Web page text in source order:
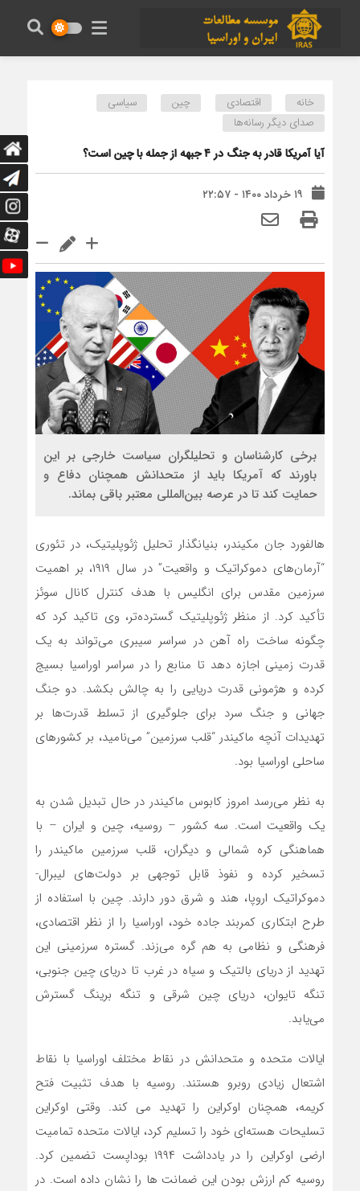
خانه اقتصادی چین
سیاسی
صدای دیگر رسانه‌ها
آیا آمریکا قادر به جنگ در ۴ جبهه از جمله با چین است؟
۱۹ خرداد ۱۴۰۰ - ۲۲:۵۷
برخی کارشناسان و تحلیلگران سیاست خارجی بر این
باورند که آمریکا باید از متحدانش همچنان دفاع و
حمایت کند تا در عرصه بین‌المللی معتبر باقی بماند.
هالفورد جان مکیندر، بنیانگذار تحلیل ژئوپلیتیک، در تئوری
“آرمان‌های دموکراتیک و واقعیت” در سال ۱۹۱۹، بر اهمیت
سرزمین مقدس برای انگلیس با هدف کنترل کانال سوئز
تأکید کرد. از منظر ژئوپلیتیک گسترده‌تر، وی تاکید کرد که
چگونه ساخت راه آهن در سراسر سیبری می‌تواند به یک
قدرت زمینی اجازه دهد تا منابع را در سراسر اوراسیا بسیج
کرده و هژمونی قدرت دریایی را به چالش بکشد. دو جنگ
جهانی و جنگ سرد برای جلوگیری از تسلط قدرت‌ها بر
تهدیدات آنچه ماکیندر “قلب سرزمین” می‌نامید، بر کشورهای
ساحلی اوراسیا بود.
به نظر می‌رسد امروز کابوس ماکیندر در حال تبدیل شدن به
یک واقعیت است. سه کشور – روسیه، چین و ایران – با
هماهنگی کره شمالی و دیگران، قلب سرزمین ماکیندر را
تسخیر کرده و نفوذ قابل توجهی بر دولت‌های لیبرال-
دموکراتیک اروپا، هند و شرق دور دارند. چین با استفاده از
طرح ابتکاری کمربند جاده خود، اوراسیا را از نظر اقتصادی،
فرهنگی و نظامی به هم گره می‌زند. گستره سرزمینی این
تهدید از دریای بالتیک و سیاه در غرب تا دریای چین جنوبی،
تنگه تایوان، دریای چین شرقی و تنگه برینگ گسترش
می‌یابد.
ایالات متحده و متحدانش در نقاط مختلف اوراسیا با نقاط
اشتعال زیادی روبرو هستند. روسیه با هدف تثبیت فتح
کریمه، همچنان اوکراین را تهدید می کند. وقتی اوکراین
تسلیحات هسته‌ای خود را تسلیم کرد، ایالات متحده تمامیت
ارضی اوکراین را در یادداشت ۱۹۹۴ بوداپست تضمین کرد.
روسیه کم ارزش بودن این ضمانت ها را نشان داده است. در